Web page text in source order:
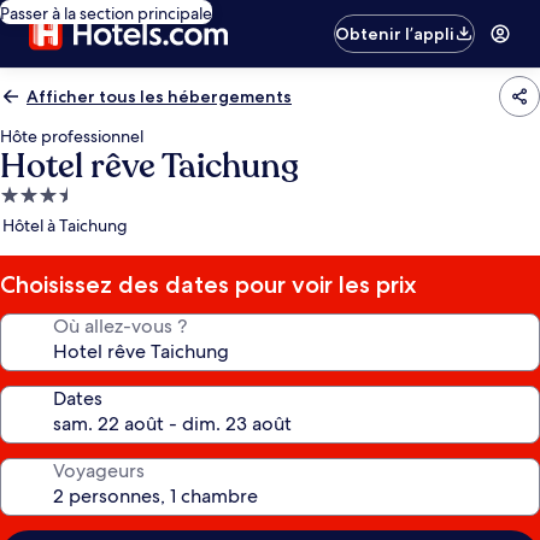
Passer à la section principale
Obtenir l’appli
Afficher tous les hébergements
Hôte professionnel
Hotel rêve Taichung
Hébergement
3.5 étoiles
Hôtel à Taichung
Choisissez des dates pour voir les prix
Où allez-vous ?
Dates
Voyageurs